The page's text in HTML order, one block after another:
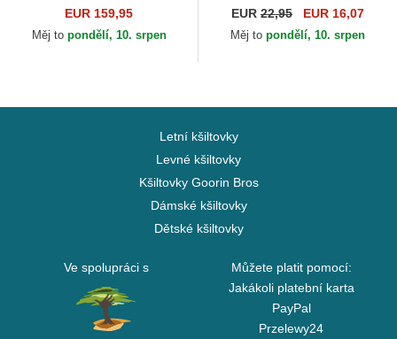
9TWENTY Suede New York
Yankees MLB New Era
EUR 159,95
Měj to pondělí, 10. srpen
Flawless New York Yankees
MLB New Era
EUR 22,95 EUR 16,07
Měj to pondělí, 10. srpen
Letní kšiltovky
Levné kšiltovky
Kšiltovky Goorin Bros
Dámské kšiltovky
Dětské kšiltovky
Ve spolupráci s
Můžete platit pomocí:
Jakákoli platební karta
PayPal
Przelewy24